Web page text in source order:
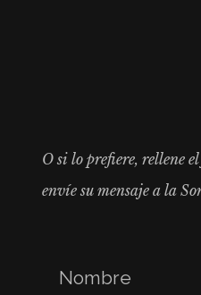
O si lo prefiere, rellene
envíe su mensaje a la